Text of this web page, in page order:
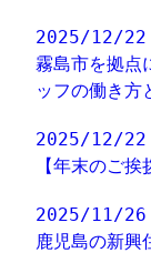
2025/12/22
霧島市を拠点
ッフの働き方
2025/12/22
【年末のご挨
2025/11/26
鹿児島の新興